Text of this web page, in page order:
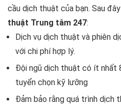
cầu dịch thuật của bạn. Sau
thuật Trung tâm 247:
Dịch vụ dịch thuật và phiên
với chi phí hợp lý.
Đội ngũ dịch thuật có ít nhất
tuyển chọn kỹ lưỡng
Đảm bảo rằng quá trình dịch